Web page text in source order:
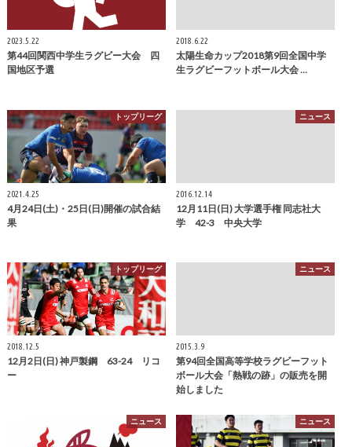
2023.5.22
第44回関西中学生ラグビー大会 四
国地区予選
2018.6.22
太陽生命カップ2018第9回全国中学
生ラグビーフットボール大会 …
トップリーグ
2021.4.25
4月24日(土)・25日(日)開催の試合結
果
ニュース
2016.12.14
12月11日(日) 大学選手権 同志社大
学 42-3 中央大学
トップリーグ
2018.12.5
12月2日(日) 神戸製鋼 63-24 リコ
ー
ニュース
2015.3.9
第94回全国高等学校ラグビーフット
ボール大会「熱戦の跡」の販売を開
始しました
ニュース ニュース